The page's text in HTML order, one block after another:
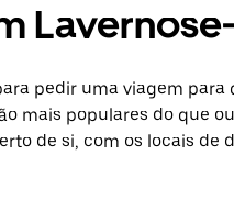
pedir uma viagem
mais populares do que
de si, com os locais de